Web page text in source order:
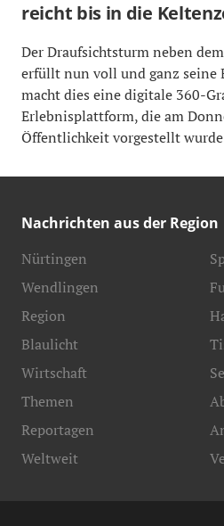
reicht bis in die
Der Draufsichtsturm neben
erfüllt nun voll und ganz seine
macht dies eine digitale 360-
Erlebnisplattform, die am
Öffentlichkeit vorgestellt
Nachrichten aus der Region
Nürtingen
Wendlingen
Region
Blaulicht
Wirtschaft
Themen
Reportagen
Weltweit